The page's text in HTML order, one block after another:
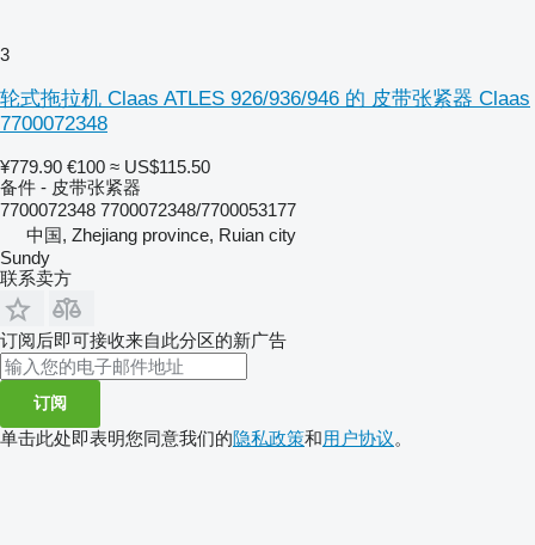
3
轮式拖拉机 Claas ATLES 926/936/946 的 皮带张紧器 Claas
7700072348
¥779.90 €100 ≈ US$115.50
备件 - 皮带张紧器
7700072348 7700072348/7700053177
中国, Zhejiang province, Ruian city
Sundy
联系卖方
订阅后即可接收来自此分区的新广告
订阅
单击此处即表明您同意我们的隐私政策和用户协议。